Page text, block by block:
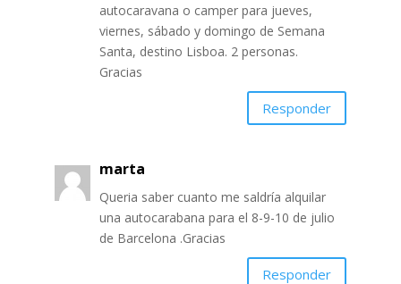
autocaravana o camper para jueves,
viernes, sábado y domingo de Semana
Santa, destino Lisboa. 2 personas.
Gracias
Responder
marta
Queria saber cuanto me saldría alquilar
una autocarabana para el 8-9-10 de julio
de Barcelona .Gracias
Responder